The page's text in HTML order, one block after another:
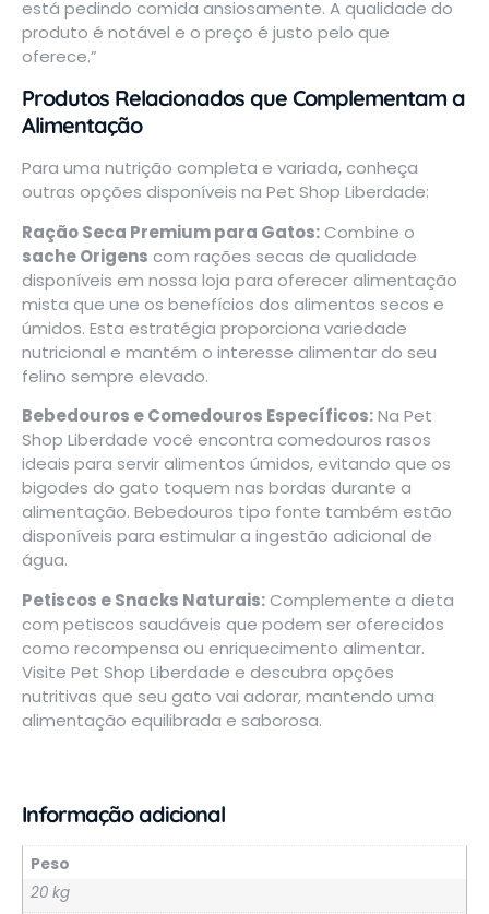
está pedindo comida ansiosamente. A qualidade do
produto é notável e o preço é justo pelo que
oferece.”
Produtos Relacionados que Complementam a
Alimentação
Para uma nutrição completa e variada, conheça
outras opções disponíveis na Pet Shop Liberdade:
Ração Seca Premium para Gatos:Combine o
sache Origens com rações secas de qualidade
disponíveis em nossa loja para oferecer alimentação
mista que une os benefícios dos alimentos secos e
úmidos. Esta estratégia proporciona variedade
nutricional e mantém o interesse alimentar do seu
felino sempre elevado.
Bebedouros e Comedouros Específicos:Na Pet
Shop Liberdade você encontra comedouros rasos
ideais para servir alimentos úmidos, evitando que os
bigodes do gato toquem nas bordas durante a
alimentação. Bebedouros tipo fonte também estão
disponíveis para estimular a ingestão adicional de
água.
Petiscos e Snacks Naturais:Complemente a dieta
com petiscos saudáveis que podem ser oferecidos
como recompensa ou enriquecimento alimentar.
Visite Pet Shop Liberdade e descubra opções
nutritivas que seu gato vai adorar, mantendo uma
alimentação equilibrada e saborosa.
Informação adicional
Peso
20 kg